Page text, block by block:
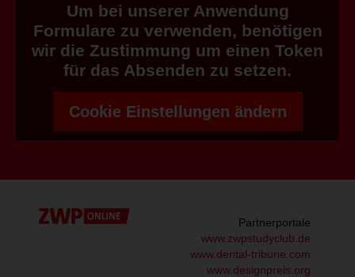
Um bei unserer Anwendung
Formulare zu verwenden, benötigen
wir die Zustimmung um einen Token
für das Absenden zu setzen.
Cookie Einstellungen ändern
Partnerportale
www.zwpstudyclub.de
www.dental-tribune.com
www.designpreis.org